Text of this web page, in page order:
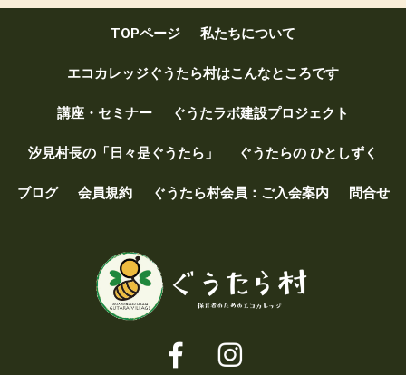
o
o
k
TOPページ 私たちについて
エコカレッジぐうたら村はこんなところです
講座・セミナー ぐうたラボ建設プロジェクト
汐見村長の「日々是ぐうたら」 ぐうたらの ひとしずく
ブログ 会員規約 ぐうたら村会員：ご入会案内 問合せ